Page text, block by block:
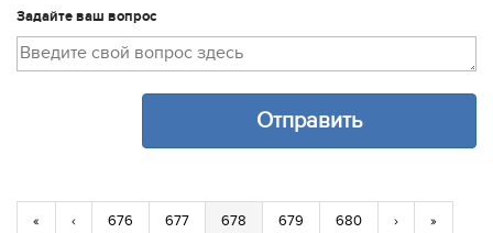
Задайте ваш вопрос
« ‹ 676 677 678 679 680 › »